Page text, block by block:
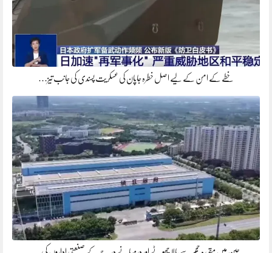
خطے کے امن کے لیے اصل خطرہ جاپان کی عسکریت پسندی کی جانب تیز…